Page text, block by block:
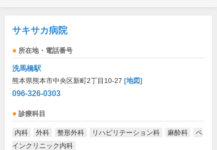
サキサカ病院
所在地・電話番号
洗馬橋駅
熊本県熊本市中央区新町2丁目10-27 [地図]
096-326-0303
診療科目
内科 外科 整形外科 リハビリテーション科 麻酔科
ペ
インクリニック内科